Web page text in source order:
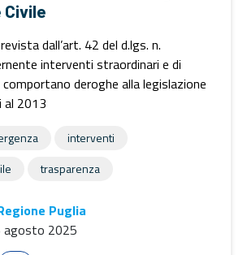
dall’art. 42 del d.lgs. n.
interventi straordinari e di
deroghe alla legislazione
al 2013
interventi
trasparenza
Puglia
agosto 2025